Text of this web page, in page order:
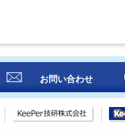
お問い合わせ